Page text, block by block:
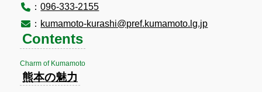
：096-333-2155
： kumamoto-kurashi@pref.kumamoto.lg.jp
Contents
Charm of Kumamoto
熊本の魅力